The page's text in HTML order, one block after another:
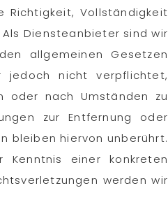
Vollständigkeit
Diensteanbieter sind wir
allgemeinen Gesetzen
jedoch nicht verpflichtet,
oder nach Umständen zu
zur Entfernung oder
bleiben hiervon unberührt.
einer konkreten
werden wir